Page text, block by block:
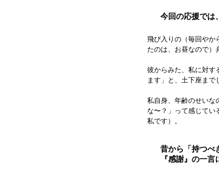
今回の応援では
飛び入りの（毎回やか
たのは、お昼なので）
彼からみた、私に対す
ます」と、土下座まで
私自身、年齢のせいな
な〜？」って感じて
私です）。
昔から「持つべ
『感謝』の一